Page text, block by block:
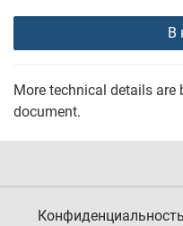
В
More technical details are
document.
Конфиденциальность